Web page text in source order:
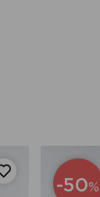
-50%